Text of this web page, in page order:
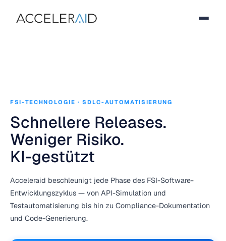
FSI-TECHNOLOGIE · SDLC-AUTOMATISIERUNG
Schnellere Releases.
Weniger Risiko.
KI-gestützt
Acceleraid beschleunigt jede Phase des FSI-Software-
Entwicklungszyklus — von API-Simulation und
Testautomatisierung bis hin zu Compliance-Dokumentation
und Code-Generierung.